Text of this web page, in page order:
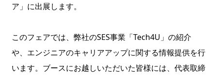
ア」に出展します。
このフェアでは、弊社のSES事業「Tech4U」の紹介
や、エンジニアのキャリアアップに関する情報提供を行
います。ブースにお越しいただいた皆様には、代表取締